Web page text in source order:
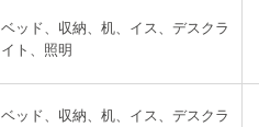
ベッド、収納、机、イス、デスクラ
イト、照明
ベッド、収納、机、イス、デスクラ